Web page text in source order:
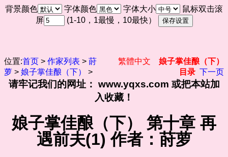
背景颜色 字体颜色 字体大小
鼠标双击滚
屏
(1-10，1最慢，10最快）
位置:首页 > 作家列表 > 莳
萝 > 娘子掌佳酿（下） >
繁體中文
娘子掌佳酿（下）
目录 下一页
请牢记我们的网址： www.yqxs.com 或把本站加
入收藏！
娘子掌佳酿（下） 第十章 再
遇前夫(1) 作者：莳萝